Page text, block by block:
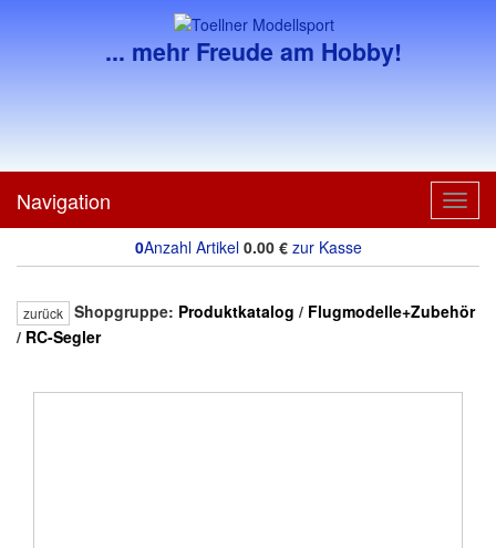
... mehr Freude am Hobby!
Navigation
0Anzahl Artikel 0.00€ zur Kasse
zurück Shopgruppe: Produktkatalog / Flugmodelle+Zubehör
/ RC-Segler